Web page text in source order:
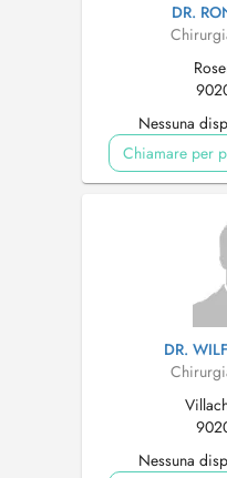
DR.
Nessuna
Chiamare per
DR.
Nessuna